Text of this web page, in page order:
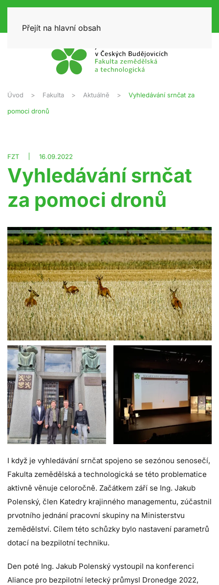
Přejít na hlavní obsah
Úvod Fakulta Aktuálně Vyhledávání srnčat za
pomoci dronů
FZT 16.09.2022
Vyhledávání srnčat
za pomoci dronů
I když je vyhledávání srnčat spojeno se sezónou senosečí,
Fakulta zemědělská a technologická se této problematice
aktivně věnuje celoročně. Začátkem září se Ing. Jakub
Polenský, člen Katedry krajinného managementu, zúčastnil
prvotního jednání pracovní skupiny na Ministerstvu
zemědělství. Cílem této schůzky bylo nastavení parametrů
dotací na bezpilotní techniku.
Den poté Ing. Jakub Polenský vystoupil na konferenci
Aliance pro bezpilotní letecký průmysl Dronedge 2022,